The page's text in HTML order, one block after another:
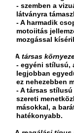
- szemben a
látványra
- A harmadik
motoiitás
mozgással
A társas
- egyéni stílusú,
legjobban
ez nehezebben
- A társas stí­lusú
szereti
mások­kal, a
hatéko­nyabb.